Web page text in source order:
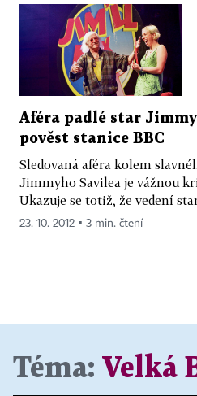
Aféra padlé star
pověst stanice BBC
Sledovaná aféra kolem
Jimmyho Savilea je vážnou
Ukazuje se totiž, že vedení
23. 10. 2012 ▪ 3 min. čtení
Téma: Velká